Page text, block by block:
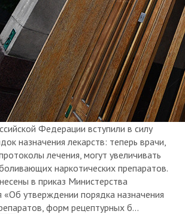
Федерации вступили в силу
назначения лекарств: теперь врачи,
лечения, могут увеличивать
наркотических препаратов.
в приказ Министерства
«Об утверждении порядка назначения
форм рецептурных б...